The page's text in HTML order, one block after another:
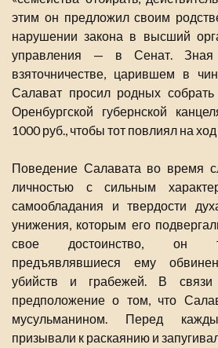
этим он предложил своим
нарушении закона в высший
управления — в Сенат.
взяточничестве, царившем в
Салават просил родных собрать
Оренбургской губернской
1000 руб., чтобы тот повлиял на
Поведение Салавата во время
личностью с сильным
самообладания и твердости
унижения, которым его
свое достоинство, он
предъявлявшиеся ему
убийств и грабежей. В связи
предположение о том, что
мусульманином. Перед
призывали к раскаянию и